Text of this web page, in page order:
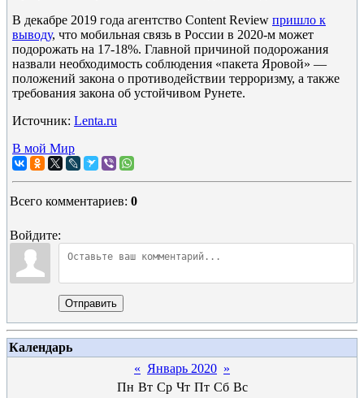
В декабре 2019 года агентство Content Review пришло к
выводу, что мобильная связь в России в 2020-м может
подорожать на 17-18%. Главной причиной подорожания
назвали необходимость соблюдения «пакета Яровой» —
положений закона о противодействии терроризму, а также
требования закона об устойчивом Рунете.
Источник: Lenta.ru
В мой Мир
Всего комментариев: 0
Войдите:
Отправить
Календарь
« Январь 2020 »
Пн Вт Ср Чт Пт Сб Вс